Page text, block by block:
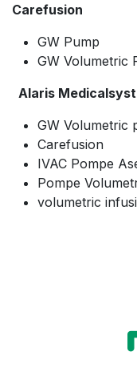
Carefusion
GW Pump
GW Volumetric
Alaris
GW Volumetric
Carefusion
IVAC Pompe
Pompe
volumetric